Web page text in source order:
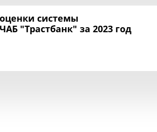
системы
"Трастбанк" за 2023 год